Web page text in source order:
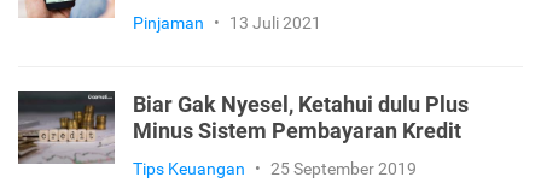
Pinjaman • 13 Juli 2021
Biar Gak Nyesel, Ketahui dulu Plus
Minus Sistem Pembayaran Kredit
Tips Keuangan • 25 September 2019